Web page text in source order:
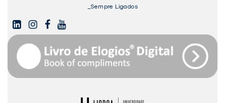
_Sempre Ligados
LINKEDININSTAGAMFACEBOOK
YOUTUBE